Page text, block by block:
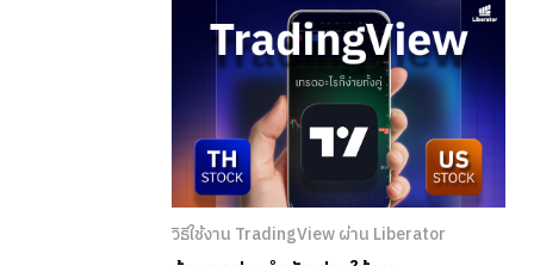
วิธีใช้งาน TradingView ผ่าน Liberator